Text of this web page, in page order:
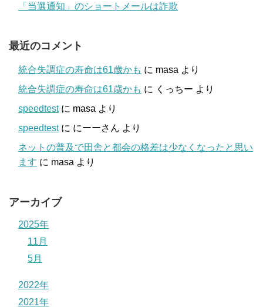
「当選通知」のショートメールは詐欺
最近のコメント
統合失調症の寿命は61歳かも に masa より
統合失調症の寿命は61歳かも に くっちー より
speedtestに masa より
speedtestに にーーさん より
ネットの普及で田舎と都会の格差は少なくなったと思い
ます に masa より
アーカイブ
2025年
11月
5月
2022年
2021年